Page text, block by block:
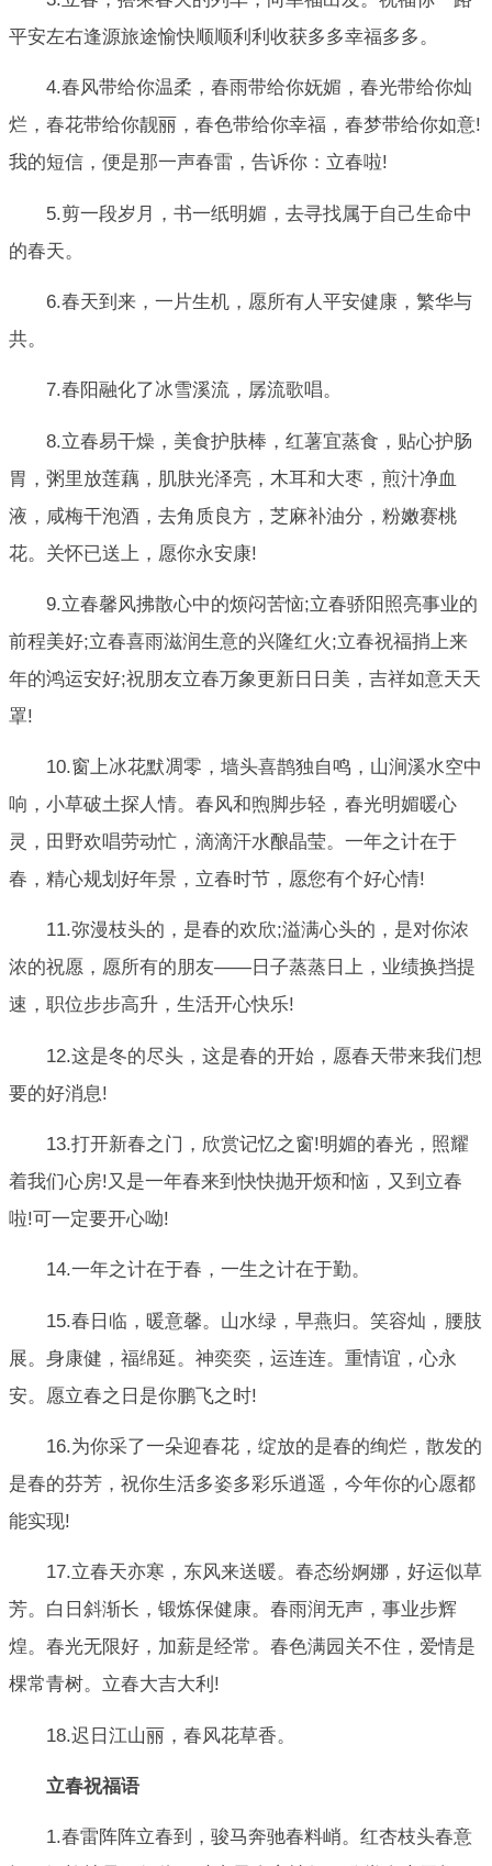
平安左右逢源旅途愉快顺顺利利收获多多幸福多多。
4.春风带给你温柔，春雨带给你妩媚，春光带给你灿
烂，春花带给你靓丽，春色带给你幸福，春梦带给你如意!
我的短信，便是那一声春雷，告诉你：立春啦!
5.剪一段岁月，书一纸明媚，去寻找属于自己生命中
的春天。
6.春天到来，一片生机，愿所有人平安健康，繁华与
共。
7.春阳融化了冰雪溪流，孱流歌唱。
8.立春易干燥，美食护肤棒，红薯宜蒸食，贴心护肠
胃，粥里放莲藕，肌肤光泽亮，木耳和大枣，煎汁净血
液，咸梅干泡酒，去角质良方，芝麻补油分，粉嫩赛桃
花。关怀已送上，愿你永安康!
9.立春馨风拂散心中的烦闷苦恼;立春骄阳照亮事业的
前程美好;立春喜雨滋润生意的兴隆红火;立春祝福捎上来
年的鸿运安好;祝朋友立春万象更新日日美，吉祥如意天天
罩!
10.窗上冰花默凋零，墙头喜鹊独自鸣，山涧溪水空中
响，小草破土探人情。春风和煦脚步轻，春光明媚暖心
灵，田野欢唱劳动忙，滴滴汗水酿晶莹。一年之计在于
春，精心规划好年景，立春时节，愿您有个好心情!
11.弥漫枝头的，是春的欢欣;溢满心头的，是对你浓
浓的祝愿，愿所有的朋友——日子蒸蒸日上，业绩换挡提
速，职位步步高升，生活开心快乐!
12.这是冬的尽头，这是春的开始，愿春天带来我们想
要的好消息!
13.打开新春之门，欣赏记忆之窗!明媚的春光，照耀
着我们心房!又是一年春来到快快抛开烦和恼，又到立春
啦!可一定要开心呦!
14.一年之计在于春，一生之计在于勤。
15.春日临，暖意馨。山水绿，早燕归。笑容灿，腰肢
展。身康健，福绵延。神奕奕，运连连。重情谊，心永
安。愿立春之日是你鹏飞之时!
16.为你采了一朵迎春花，绽放的是春的绚烂，散发的
是春的芬芳，祝你生活多姿多彩乐逍遥，今年你的心愿都
能实现!
17.立春天亦寒，东风来送暖。春态纷婀娜，好运似草
芳。白日斜渐长，锻炼保健康。春雨润无声，事业步辉
煌。春光无限好，加薪是经常。春色满园关不住，爱情是
棵常青树。立春大吉大利!
18.迟日江山丽，春风花草香。
立春祝福语
1.春雷阵阵立春到，骏马奔驰春料峭。红杏枝头春意